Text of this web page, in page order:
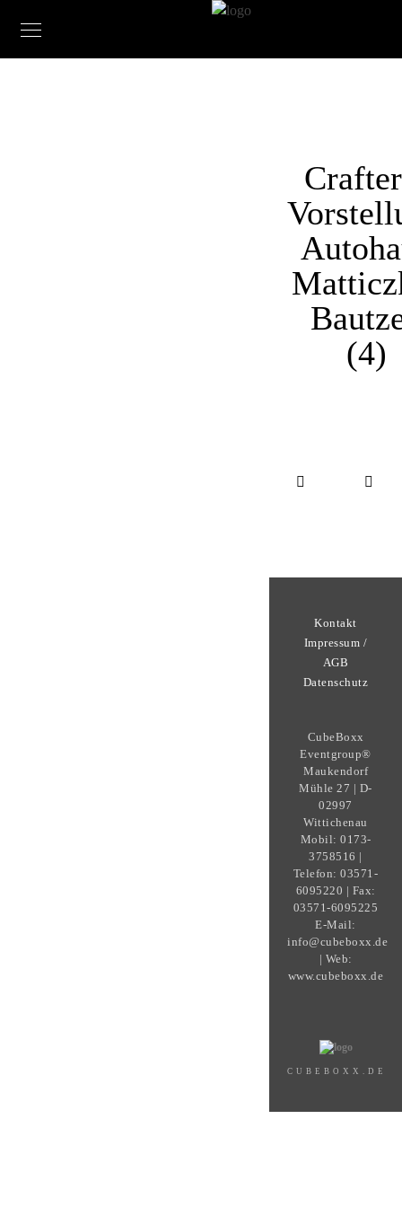
(4)
Kontakt
Impressum /
AGB
Datenschutz
CubeBoxx
Eventgroup®
Maukendorf
Mühle 27 | D-
02997
Wittichenau
Mobil: 0173-
3758516 |
Telefon: 03571-
6095220 | Fax:
03571-6095225
E-Mail:
info@cubeboxx.de
| Web:
www.cubeboxx.de
CUBEBOXX.DE